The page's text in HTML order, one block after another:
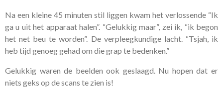
Na een kleine 45 minuten stil liggen kwam het verlossende “Ik
ga u uit het apparaat halen”. “Gelukkig maar”, zei ik, “ik begon
het net beu te worden”. De verpleegkundige lacht. “Tsjah, ik
heb tijd genoeg gehad om die grap te bedenken.”
Gelukkig waren de beelden ook geslaagd. Nu hopen dat er
niets geks op de scans te zien is!